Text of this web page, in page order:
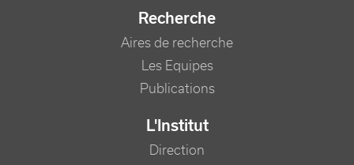
Recherche
Aires de recherche
Les Equipes
Publications
L'Institut
Direction